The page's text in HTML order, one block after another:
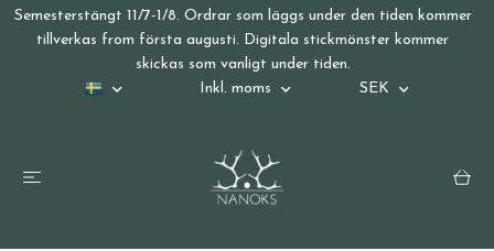
Semesterstängt 11/7-1/8. Ordrar som läggs under den tiden kommer
tillverkas from första augusti. Digitala stickmönster kommer
skickas som vanligt under tiden.
Inkl. moms
SEK